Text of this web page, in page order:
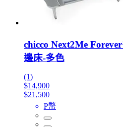
chicco Next2Me
邊床-多色
(1)
$14,900
$21,500
P幣